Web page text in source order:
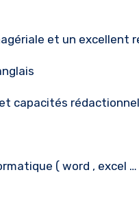
et un excellent
capacités
( word , excel …